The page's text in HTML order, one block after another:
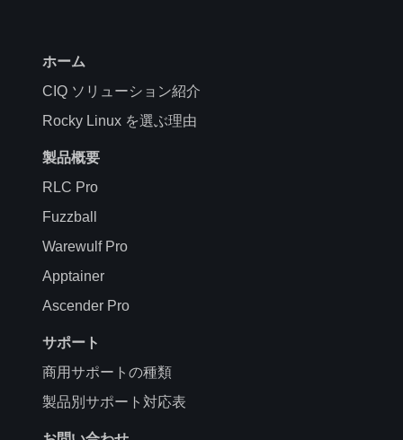
ホーム
CIQ ソリューション紹介
Rocky Linux を選ぶ理由
製品概要
RLC Pro
Fuzzball
Warewulf Pro
Apptainer
Ascender Pro
サポート
商用サポートの種類
製品別サポート対応表